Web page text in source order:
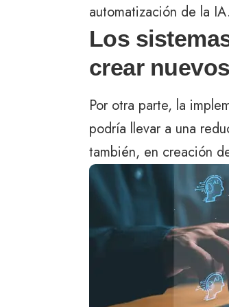
automatización de la IA.
Los
crear
Por otra parte, la
podría llevar a una
también, en creación